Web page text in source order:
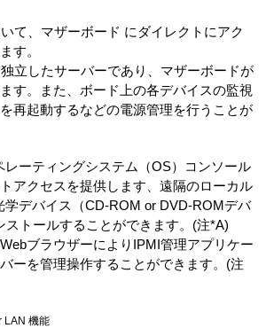
て、マザーボード にダイレクトにアク
す。
立したサーバーであり、マザーボードが
す。また、ボード上の各デバイスの監視
再起動するなどの電源管理を行うことが
レーティングシステム（OS）コンソール
アクセスを提供します、遠隔のローカル
学デバイス（CD-ROM or DVD-ROMデバ
ストールすることができます。(注*A)
ブラウザーによりIPMI管理アプリケー
ーを管理操作することができます。(注
LAN 機能